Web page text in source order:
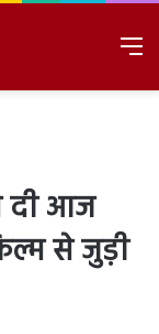
दी आज
से जुड़ी